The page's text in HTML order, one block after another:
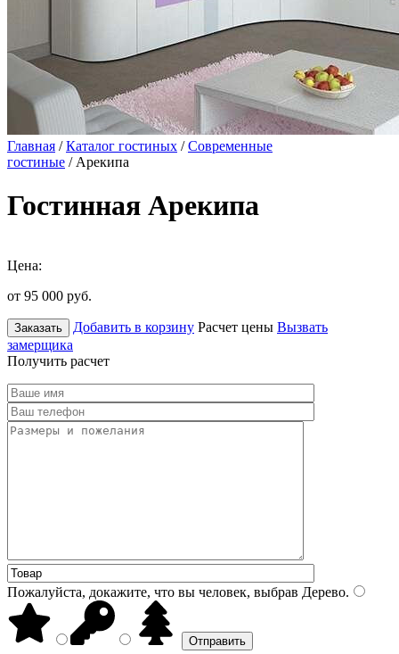
Главная /Каталог гостиных /Современные
гостиные / Арекипа
Гостинная Арекипа
Цена:
от 95 000 руб.
Заказать Добавить в корзину Расчет цены Вызвать
замерщика
Получить расчет
Пожалуйста, докажите, что вы человек, выбрав Дерево.